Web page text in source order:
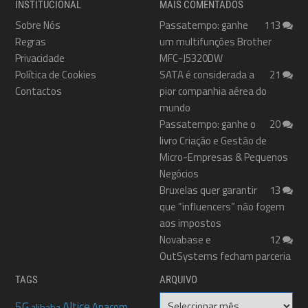
INSTITUCIONAL
Sobre Nós
Regras
Privacidade
Política de Cookies
Contactos
MAIS COMENTADOS
113
Passatempo: ganhe
um multifunções Brother
MFC-J5320DW
21
SATA é considerada a
pior companhia aérea do
mundo
20
Passatempo: ganhe o
livro Criação e Gestão de
Micro-Empresas & Pequenos
Negócios
13
Bruxelas quer garantir
que “influencers” não fogem
aos impostos
12
Novabase e
OutSystems fecham parceria
TAGS ARQUIVO
Arquivo